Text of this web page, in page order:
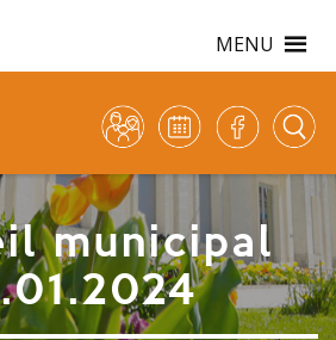
MENU
municipal